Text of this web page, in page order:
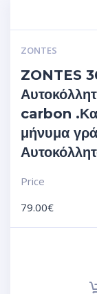
ZONTES
ZONTES
carbon
μήνυμα
Price
79.00€